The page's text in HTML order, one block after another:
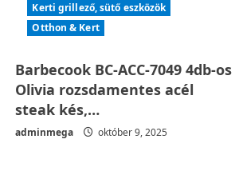
Kerti grillező, sütő eszközök
Otthon & Kert
Barbecook BC-ACC-7049 4db-os
Olivia rozsdamentes acél
steak kés,…
adminmega október 9, 2025